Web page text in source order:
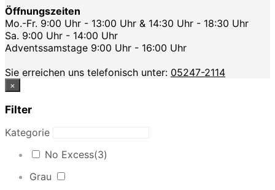
Öffnungszeiten
Mo.-Fr. 9:00 Uhr - 13:00 Uhr & 14:30 Uhr - 18:30 Uhr
Sa. 9:00 Uhr - 14:00 Uhr
Adventssamstage 9:00 Uhr - 16:00 Uhr
Sie erreichen uns telefonisch unter: 05247-2114
×
Filter
Kategorie
No Excess(3)
Grau